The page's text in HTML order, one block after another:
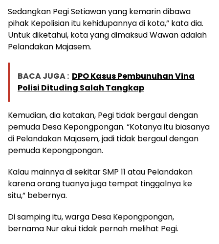
Sedangkan Pegi Setiawan yang kemarin dibawa
pihak Kepolisian itu kehidupannya di kota,” kata dia.
Untuk diketahui, kota yang dimaksud Wawan adalah
Pelandakan Majasem.
BACA JUGA : DPO Kasus Pembunuhan Vina
Polisi Dituding Salah Tangkap
Kemudian, dia katakan, Pegi tidak bergaul dengan
pemuda Desa Kepongpongan. “Kotanya itu biasanya
di Pelandakan Majasem, jadi tidak bergaul dengan
pemuda Kepongpongan.
Kalau mainnya di sekitar SMP 11 atau Pelandakan
karena orang tuanya juga tempat tinggalnya ke
situ,” bebernya.
Di samping itu, warga Desa Kepongpongan,
bernama Nur akui tidak pernah melihat Pegi.